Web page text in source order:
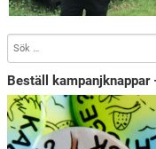
Beställ